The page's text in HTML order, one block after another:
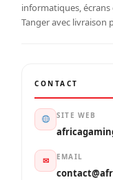
informatiques,
Tanger avec livraison
CONTACT
SITE WEB
✉ EMAIL